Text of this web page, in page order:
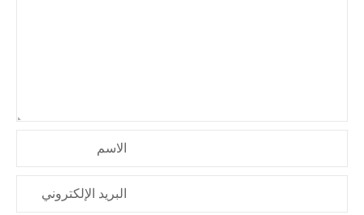
الاسم
البريد الإلكتروني